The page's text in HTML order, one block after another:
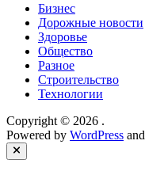
Бизнес
Дорожные новости
Здоровье
Общество
Разное
Строительство
Технологии
Copyright © 2026 .
Powered by WordPress and
Close